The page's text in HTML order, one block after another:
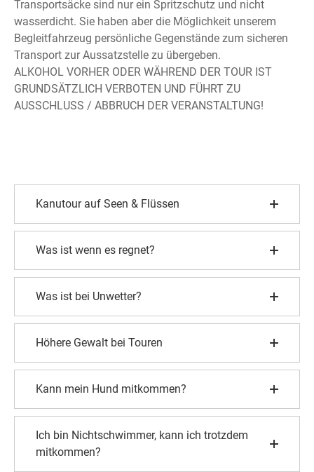
Transportsäcke sind nur ein Spritzschutz und nicht
wasserdicht. Sie haben aber die Möglichkeit unserem
Begleitfahrzeug persönliche Gegenstände zum sicheren
Transport zur Aussatzstelle zu übergeben.
ALKOHOL VORHER ODER WÄHREND DER TOUR IST
GRUNDSÄTZLICH VERBOTEN UND FÜHRT ZU
AUSSCHLUSS / ABBRUCH DER VERANSTALTUNG!
Kanutour auf Seen & Flüssen
Was ist wenn es regnet?
Was ist bei Unwetter?
Höhere Gewalt bei Touren
Kann mein Hund mitkommen?
Ich bin Nichtschwimmer, kann ich trotzdem
mitkommen?